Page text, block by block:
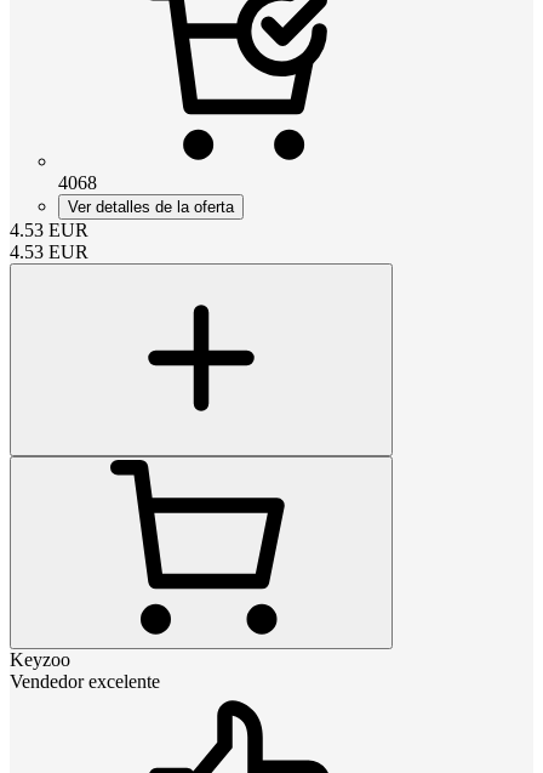
4068
Ver detalles de la oferta
4.53 EUR
4.53 EUR
Keyzoo
Vendedor excelente